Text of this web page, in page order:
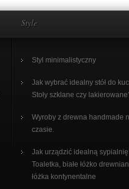
Style
Styl minimalistyczny
Jak wybrać idealny stół do
Stoły szklane czy
Wyroby z drewna handmade
czasie.
Jak urządzić idealną
Toaletka, białe łóżko
łóżka kontynentalne